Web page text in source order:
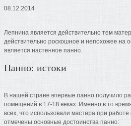
08.12.2014
Лепнина является действительно тем
действительно роскошное и непохожее на
является настенное панно.
Панно: истоки
В нашей стране впервые панно получило
помещений в 17-18 веках. Именно в то
всех, что использовали мастера при
отмечены основные достоинства панно: